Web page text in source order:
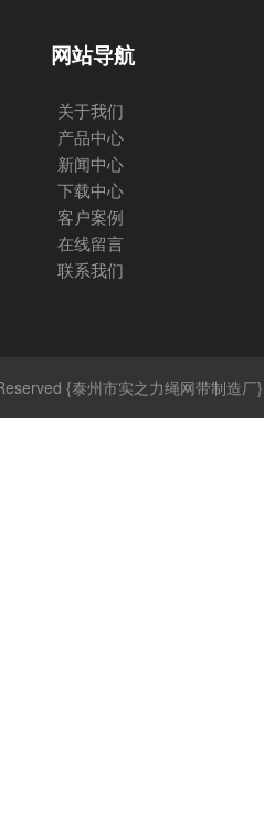
网站导航
关于我们
产品中心
新闻中心
下载中心
客户案例
在线留言
联系我们
{泰州市实之力绳网带制造